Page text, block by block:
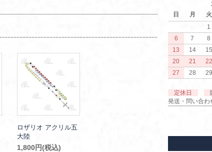
ロザリオ アクリル五
大陸
1,800円(税込)
日
月 火
1
6
7 8
13
14 15
20
21 22
27
28 29
定休日
発送・問い合わ